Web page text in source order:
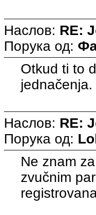
Наслов: RE:
Порука од:
Otkud ti to
jednačenja.
Наслов: RE:
Порука од:
Ne znam
zvučnim